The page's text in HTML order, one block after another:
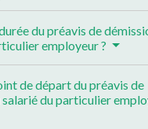
du préavis de
employeur ?
de départ du préavis de
du particulier